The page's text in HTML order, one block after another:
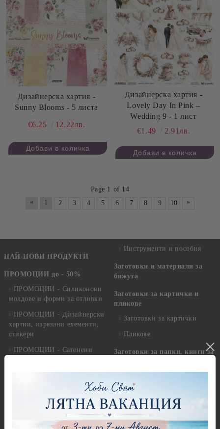
Дизайнерскa хартия -
Sunny Blooms - 5 листа
€6.25 12.22лв.
Дизайнерскa хартия -
Lovely Day In Pink –
Wedding 9 - 1 лист
€1.49
2.91лв.
Page 1 of 14
«
1 2 3 4 5 6 7 8 9 10 »
НАЙ-НОВИ ПРОДУКТИ
ПРОМОЦИИ до - 50%
ПРОМОЦИИ - Силиконови
молдове и форми за отливки
ПРОМОЦИИ - Дизайнерски
хартии, изрязани елементи,
стикери
ПРОМОЦИИ - Сатенени
ПРОМОЦИИ - Копчета,
ПРОМОЦИИ - Бои
ПРОМОЦИИ - Предмети и
Инструменти и пособия
Заготовки и материали за
бижута
Заготовки за картички и
пликове
Заготовки за картички
Пликове
Заготовки за папки, книги за
Стикери
Квилинг
Квилинг ленти - 3мм -